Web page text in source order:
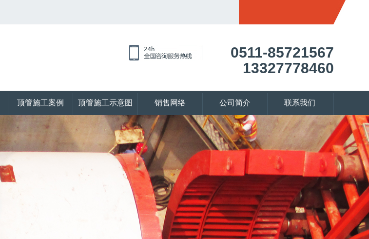
0511-85721567
13327778460
顶管施工案例 顶管施工示意图 销售网络 公司简介 联系我们